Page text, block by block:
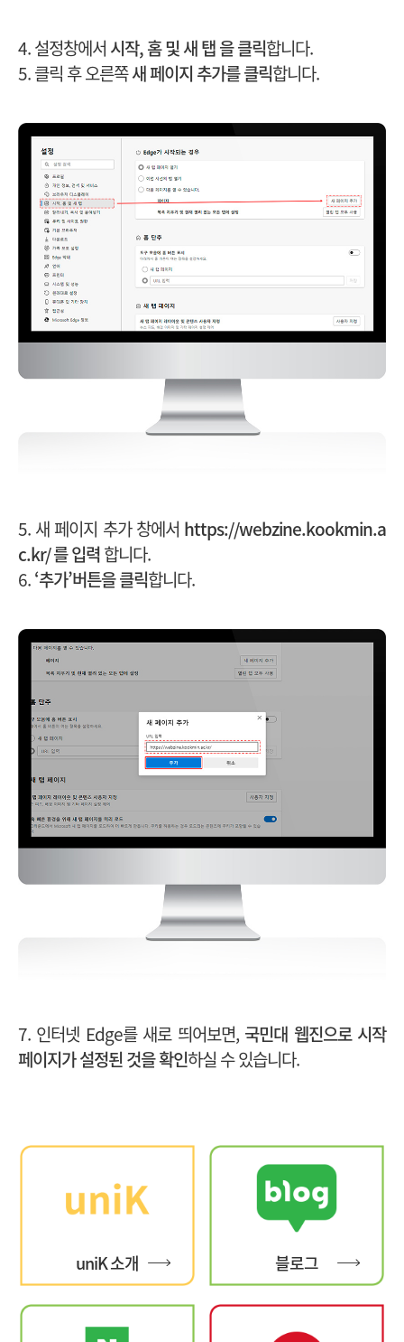
4. 설정창에서 시작, 홈 및 새 탭 을 클릭합니다.
5. 클릭 후 오른쪽 새 페이지 추가를 클릭합니다.
5. 새 페이지 추가 창에서 https://webzine.kookmin.a
c.kr/ 를 입력 합니다.
6. ‘추가’버튼을 클릭합니다.
7. 인터넷 Edge를 새로 띄어보면, 국민대 웹진으로 시작
페이지가 설정된 것을 확인하실 수 있습니다.
uniK 소개 블로그